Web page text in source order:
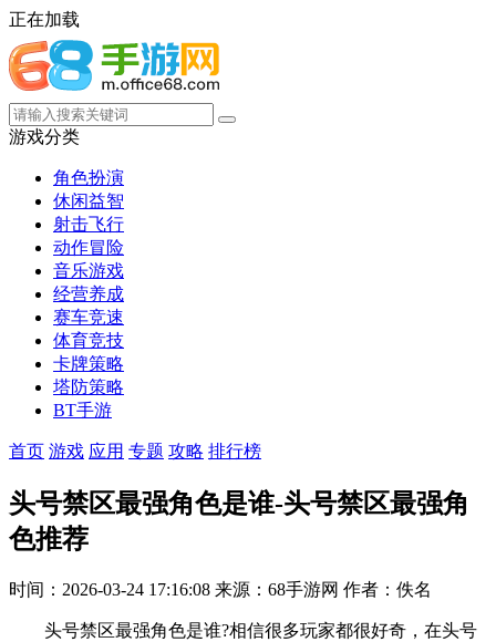
正在加载
游戏分类
角色扮演
休闲益智
射击飞行
动作冒险
音乐游戏
经营养成
赛车竞速
体育竞技
卡牌策略
塔防策略
BT手游
首页 游戏 应用 专题 攻略 排行榜
头号禁区最强角色是谁-头号禁区最强角
色推荐
时间：2026-03-24 17:16:08 来源：68手游网 作者：佚名
头号禁区最强角色是谁?相信很多玩家都很好奇，在头号